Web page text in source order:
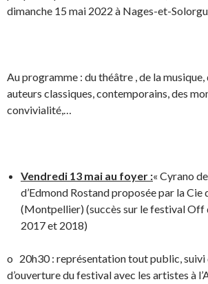
dimanche 15 mai 2022 à Nages-et-
Au programme : du théâtre , de la musique,
auteurs classiques, contemporains, des
convivialité,…
Vendredi 13 mai au foyer :« Cyrano
d’Edmond Rostand proposée par la Cie
(Montpellier) (succès sur le festival Off
2017 et 2018)
o 20h30 : représentation tout public, suivi
d’ouverture du festival avec les artistes à